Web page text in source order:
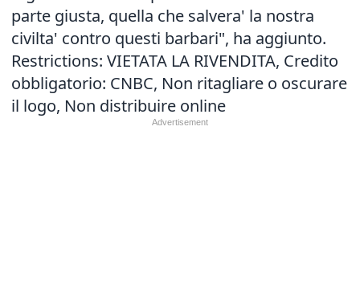
parte giusta, quella che salvera' la nostra
civilta' contro questi barbari", ha aggiunto.
Restrictions: VIETATA LA RIVENDITA, Credito
obbligatorio: CNBC, Non ritagliare o oscurare
il logo, Non distribuire online